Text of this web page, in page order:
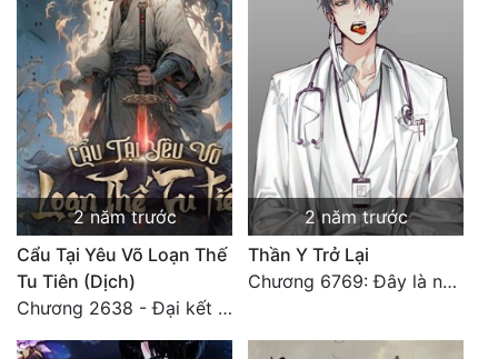
Tu Chân
Tu Tiên
Tội Phạm
Vô Địch
Võ Hiệp
Võng Du
Xuyên Không
Xuyên Nhanh
2 năm trước
Cẩu Tại Yêu Võ Loạn Thế
Tu Tiên (Dịch)
Chương 2638 - Đại kết cục (3)
2 năm trước
Thần Y Trở Lại
Chương 6769: Đây là nơi nào?